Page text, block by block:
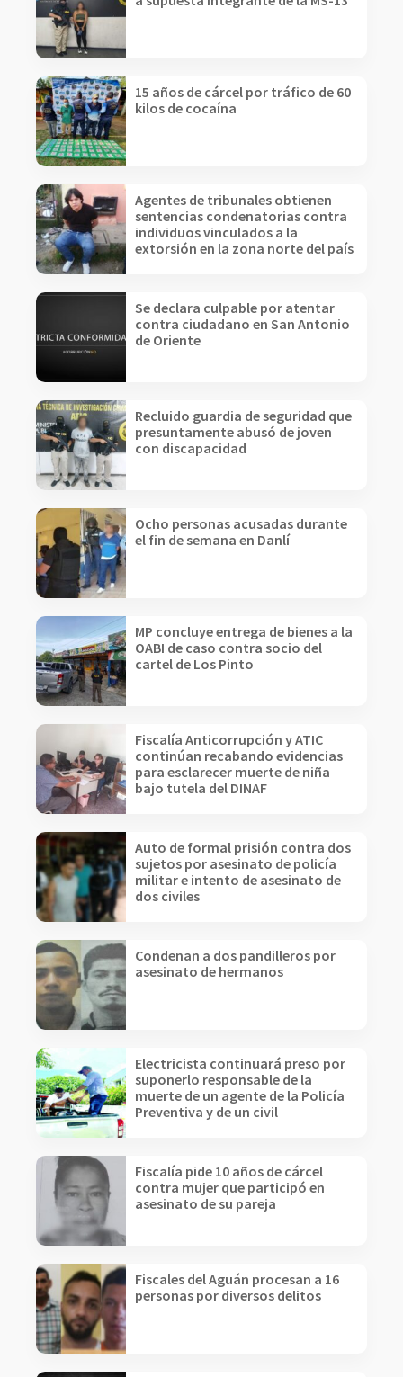
15 años de cárcel por tráfico de 60
kilos de cocaína
Agentes de tribunales obtienen
sentencias condenatorias contra
individuos vinculados a la
extorsión en la zona norte del país
Se declara culpable por atentar
contra ciudadano en San Antonio
de Oriente
Recluido guardia de seguridad que
presuntamente abusó de joven
con discapacidad
Ocho personas acusadas durante
el fin de semana en Danlí
MP concluye entrega de bienes a la
OABI de caso contra socio del
cartel de Los Pinto
Fiscalía Anticorrupción y ATIC
continúan recabando evidencias
para esclarecer muerte de niña
bajo tutela del DINAF
Auto de formal prisión contra dos
sujetos por asesinato de policía
militar e intento de asesinato de
dos civiles
Condenan a dos pandilleros por
asesinato de hermanos
Electricista continuará preso por
suponerlo responsable de la
muerte de un agente de la Policía
Preventiva y de un civil
Fiscalía pide 10 años de cárcel
contra mujer que participó en
asesinato de su pareja
Fiscales del Aguán procesan a 16
personas por diversos delitos